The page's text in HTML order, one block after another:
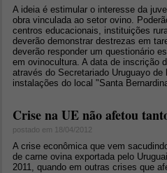
A ideia é estimular o interesse da
obra vinculada ao setor ovino.
centros educacionais, instituições
deverão demonstrar destrezas em
deverão responder um questionário
em ovinocultura. A data de inscrição
através do Secretariado Uruguayo
instalações do local "Santa
Crise na UE não afetou
postado em 18/04/2012
A crise econômica que vem
de carne ovina exportada pelo
2011, quando em outras crises que